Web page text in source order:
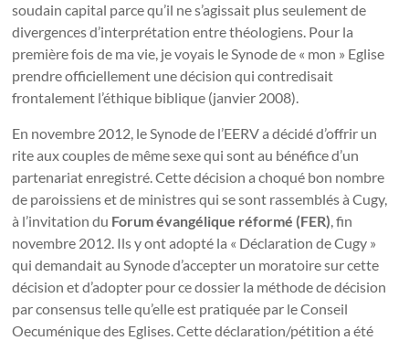
soudain capital parce qu’il ne s’agissait plus seulement de
divergences d’interprétation entre théologiens. Pour la
première fois de ma vie, je voyais le Synode de « mon » Eglise
prendre officiellement une décision qui contredisait
frontalement l’éthique biblique (janvier 2008).
En novembre 2012, le Synode de l’EERV a décidé d’offrir un
rite aux couples de même sexe qui sont au bénéfice d’un
partenariat enregistré. Cette décision a choqué bon nombre
de paroissiens et de ministres qui se sont rassemblés à Cugy,
à l’invitation du Forum évangélique réformé (FER), fin
novembre 2012. Ils y ont adopté la « Déclaration de Cugy »
qui demandait au Synode d’accepter un moratoire sur cette
décision et d’adopter pour ce dossier la méthode de décision
par consensus telle qu’elle est pratiquée par le Conseil
Oecuménique des Eglises. Cette déclaration/pétition a été